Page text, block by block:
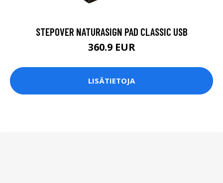
STEPOVER NATURASIGN PAD CLASSIC USB
360.9 EUR
LISÄTIETOJA